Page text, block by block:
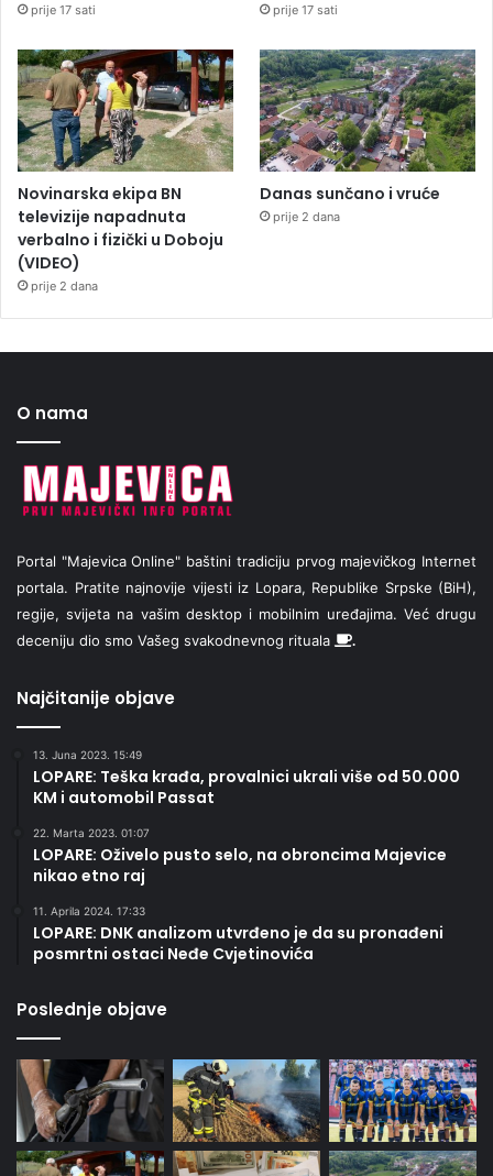
prije 17 sati prije 17 sati
Novinarska ekipa BN
televizije napadnuta
verbalno i fizički u Doboju
(VIDEO)
prije 2 dana
Danas sunčano i vruće
prije 2 dana
O nama
Portal "Majevica Online" baštini tradiciju prvog majevičkog Internet
portala. Pratite najnovije vijesti iz Lopara, Republike Srpske (BiH),
regije, svijeta na vašim desktop i mobilnim uređajima. Već drugu
deceniju dio smo Vašeg svakodnevnog rituala
.
Najčitanije objave
13. Juna 2023. 15:49
LOPARE: Teška krađa, provalnici ukrali više od 50.000
KM i automobil Passat
22. Marta 2023. 01:07
LOPARE: Oživelo pusto selo, na obroncima Majevice
nikao etno raj
11. Aprila 2024. 17:33
LOPARE: DNK analizom utvrđeno je da su pronađeni
posmrtni ostaci Neđe Cvjetinovića
Poslednje objave